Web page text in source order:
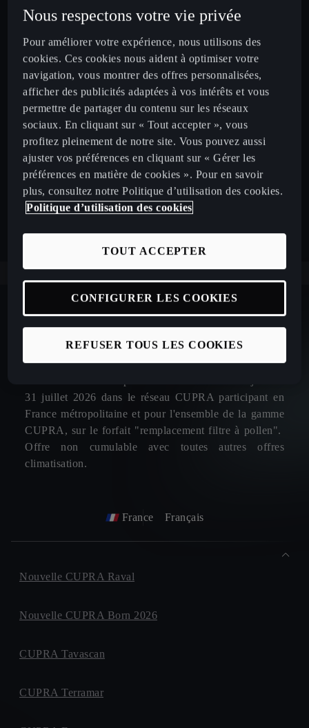
31 juillet 2026 dans le réseau CUPRA participant en
France métropolitaine et pour l'ensemble de la gamme
CUPRA, sur le forfait "remplacement filtre à pollen".
Offre non cumulable avec toutes autres offres
climatisation.
France Français
Nouvelle CUPRA Raval
Nouvelle CUPRA Born 2026
CUPRA Tavascan
CUPRA Terramar
Nous respectons votre vie privée
Pour améliorer votre expérience, nous utilisons des
cookies. Ces cookies nous aident à optimiser votre
navigation, vous montrer des offres personnalisées,
afficher des publicités adaptées à vos intérêts et vous
permettre de partager du contenu sur les réseaux
sociaux. En cliquant sur « Tout accepter », vous
profitez pleinement de notre site. Vous pouvez aussi
ajuster vos préférences en cliquant sur « Gérer les
préférences en matière de cookies ». Pour en savoir
plus, consultez notre Politique d’utilisation des cookies.
Politique d’utilisation des cookies
REFUSER TOUS LES COOKIES
TOUT ACCEPTER
CONFIGURER LES COOKIES